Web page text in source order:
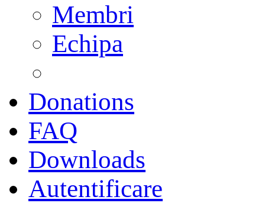
Membri
Echipa
Donations
FAQ
Downloads
Autentificare